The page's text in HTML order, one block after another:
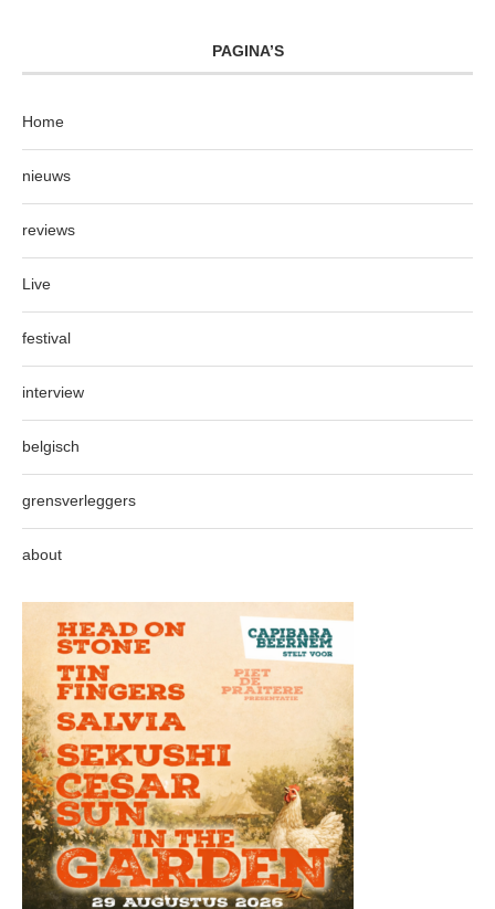
PAGINA’S
Home
nieuws
reviews
Live
festival
interview
belgisch
grensverleggers
about